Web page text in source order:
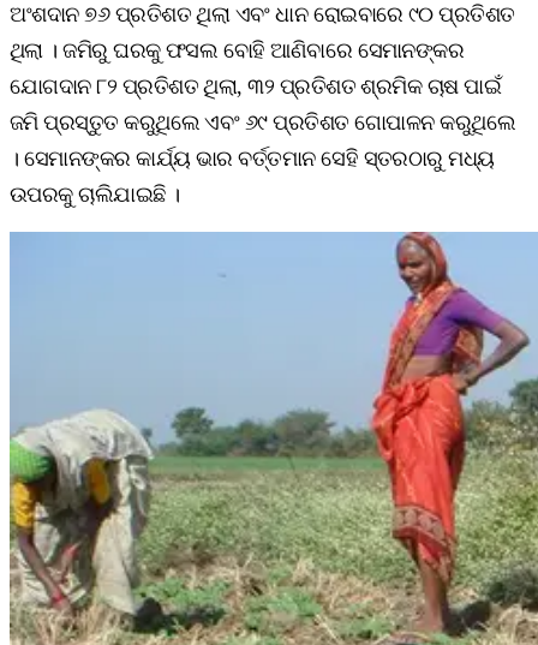
ଅଂଶଦାନ ୭୬ ପ୍ରତିଶତ ଥିଲା ଏବଂ ଧାନ ରୋଇବାରେ ୯୦ ପ୍ରତିଶତ
ଥିଲା । ଜମିରୁ ଘରକୁ ଫସଲ ବୋହି ଆଣିବାରେ ସେମାନଙ୍କର
ଯୋଗଦାନ ୮୨ ପ୍ରତିଶତ ଥିଲା, ୩୨ ପ୍ରତିଶତ ଶ୍ରମିକ ଚାଷ ପାଇଁ
ଜମି ପ୍ରସ୍ତୁତ କରୁଥିଲେ ଏବଂ ୬୯ ପ୍ରତିଶତ ଗୋପାଳନ କରୁଥିଲେ
। ସେମାନଙ୍କର କାର୍ଯ୍ୟ ଭାର ବର୍ତ୍ତମାନ ସେହି ସ୍ତରଠାରୁ ମଧ୍ୟ
ଉପରକୁ ଚାଲିଯାଇଛି ।